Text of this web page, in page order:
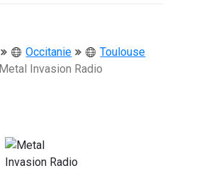
Occitanie
Toulouse
Metal Invasion Radio